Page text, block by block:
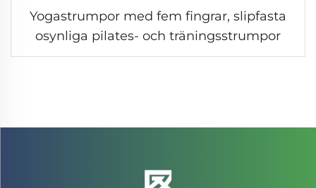
Yogastrumpor med fem fingrar, slipfasta
osynliga pilates- och träningsstrumpor